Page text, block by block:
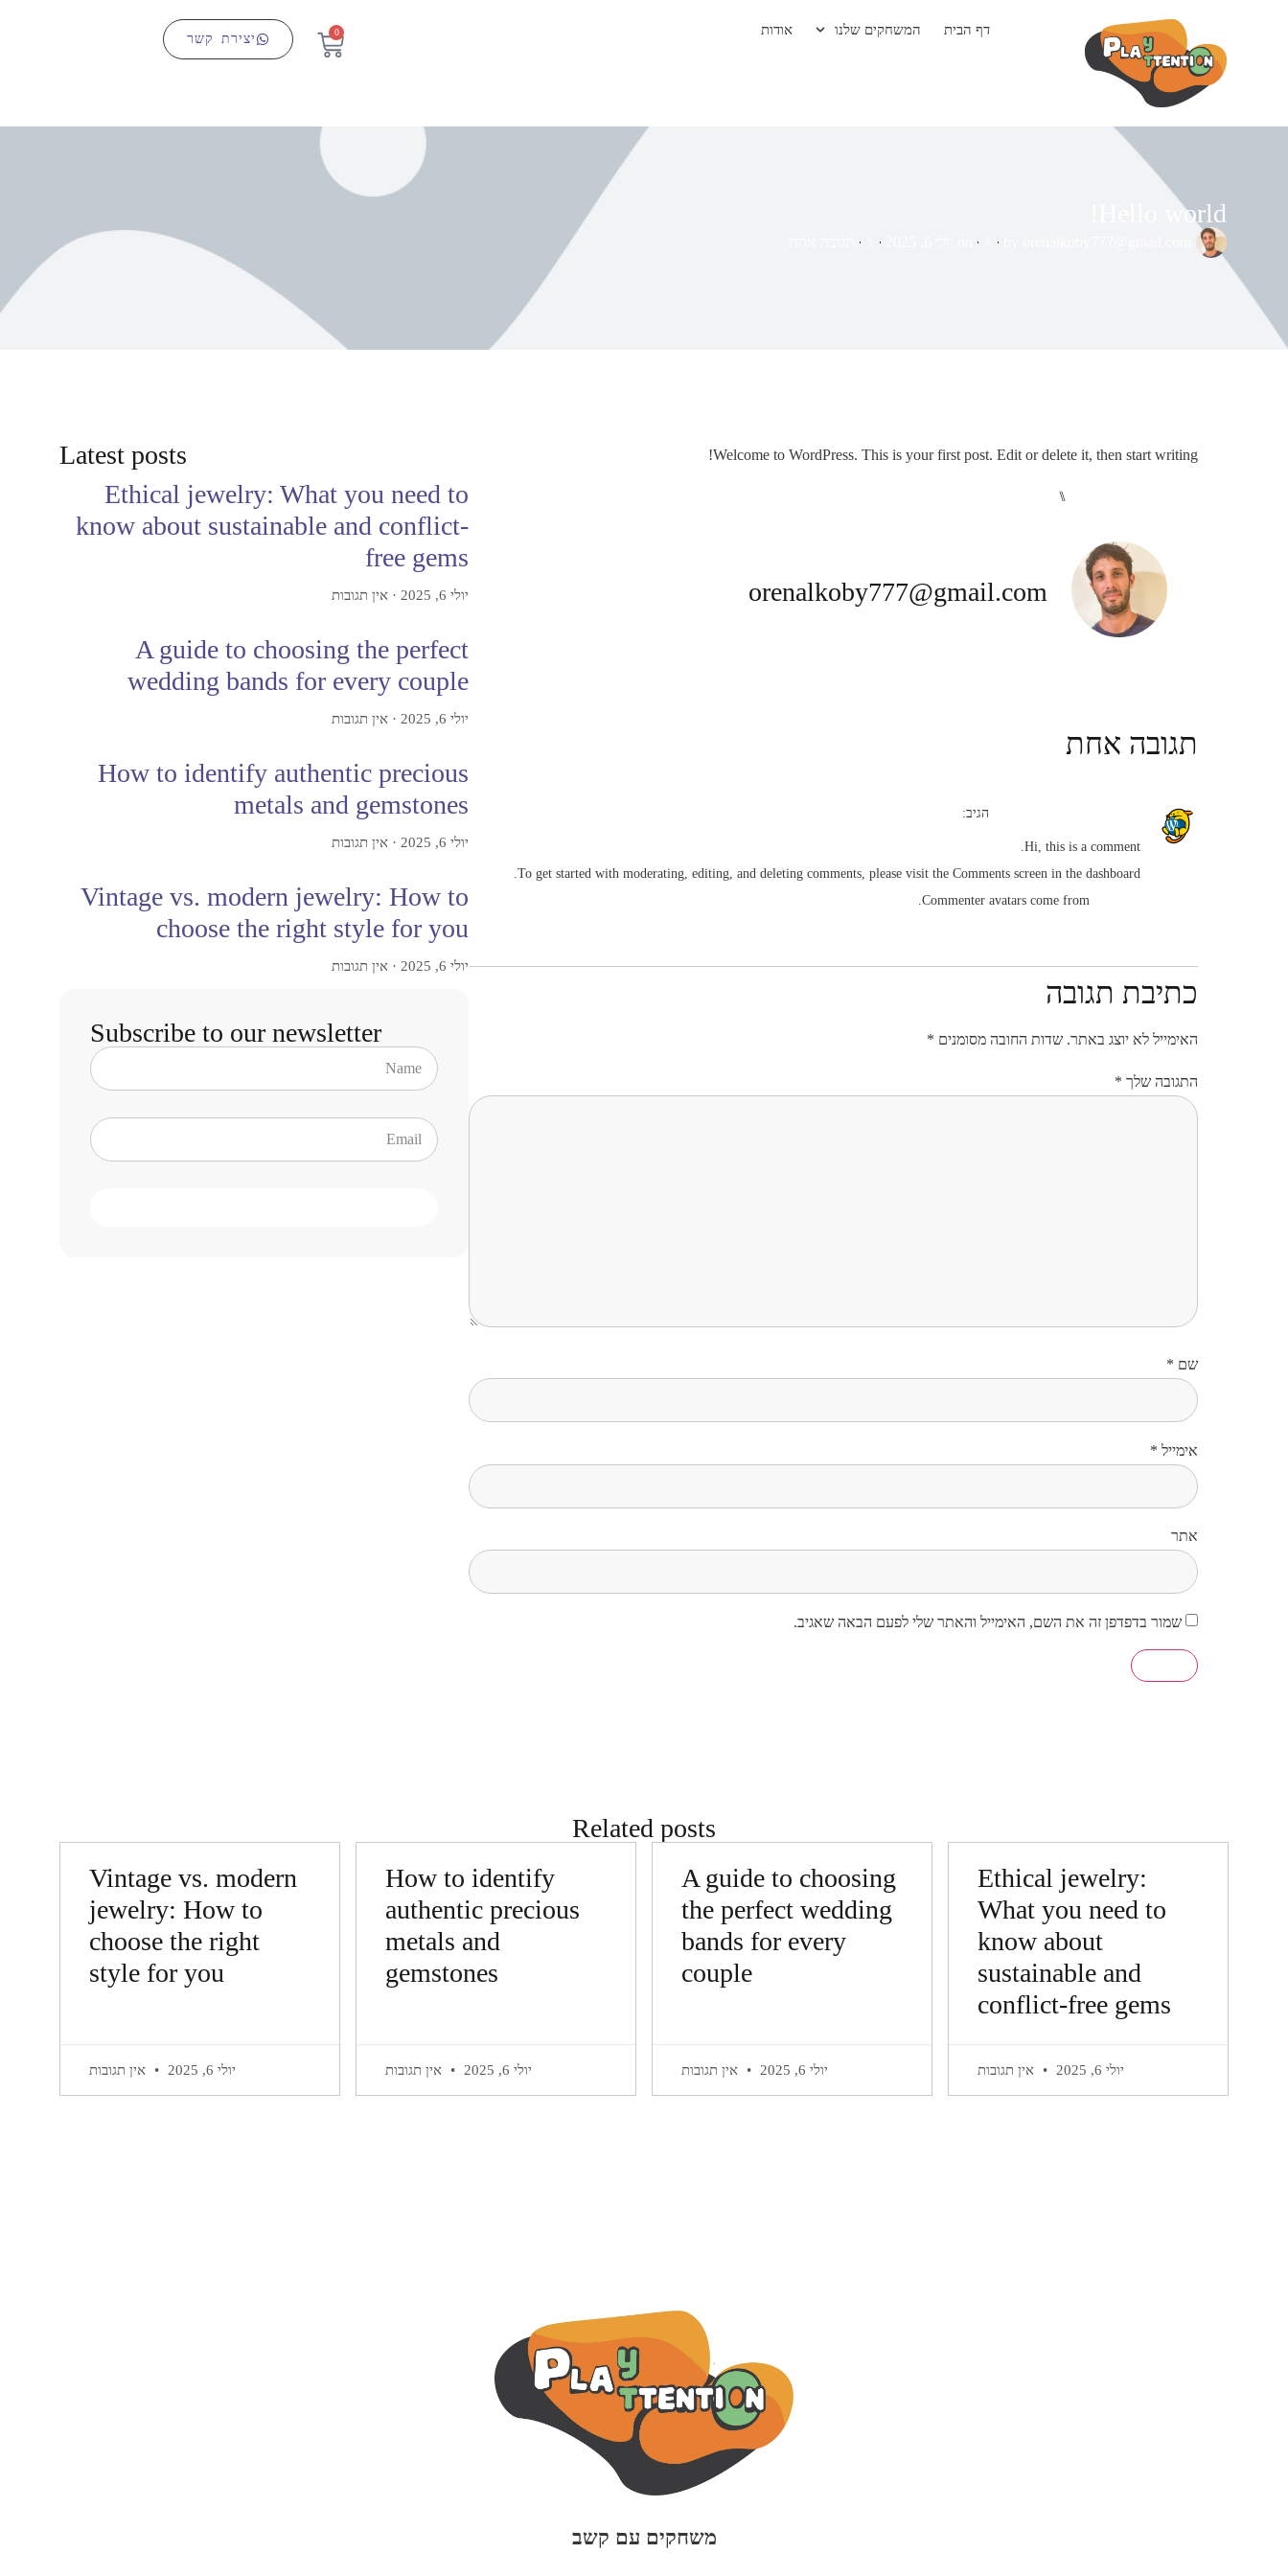
דף הבית המשחקים שלנו אודות 0 יצירת קשר
Hello world!
Welcome to WordPress. This is your first post. Edit or delete it, then start writing!
⑊
orenalkoby777@gmail.com
תגובה אחת
הגיב:
Hi, this is a comment.
To get started with moderating, editing, and deleting comments, please visit the Comments screen in the dashboard.
Commenter avatars come from
כתיבת תגובה
האימייל לא יוצג באתר. שדות החובה מסומנים *
התגובה שלך *
שם *
אימייל *
אתר
שמור בדפדפן זה את השם, האימייל והאתר שלי לפעם הבאה שאגיב.
Latest posts
Ethical jewelry: What you need to
know about sustainable and conflict-
free gems
יולי 6, 2025 אין תגובות
A guide to choosing the perfect
wedding bands for every couple
יולי 6, 2025 אין תגובות
How to identify authentic precious
metals and gemstones
יולי 6, 2025 אין תגובות
Vintage vs. modern jewelry: How to
choose the right style for you
יולי 6, 2025 אין תגובות
Subscribe to our newsletter
Related posts
Ethical jewelry:
What you need to
know about
sustainable and
conflict-free gems
יולי 6, 2025 אין תגובות
A guide to choosing
the perfect wedding
bands for every
couple
יולי 6, 2025 אין תגובות
How to identify
authentic precious
metals and
gemstones
יולי 6, 2025 אין תגובות
Vintage vs. modern
jewelry: How to
choose the right
style for you
יולי 6, 2025 אין תגובות
משחקים עם קשב